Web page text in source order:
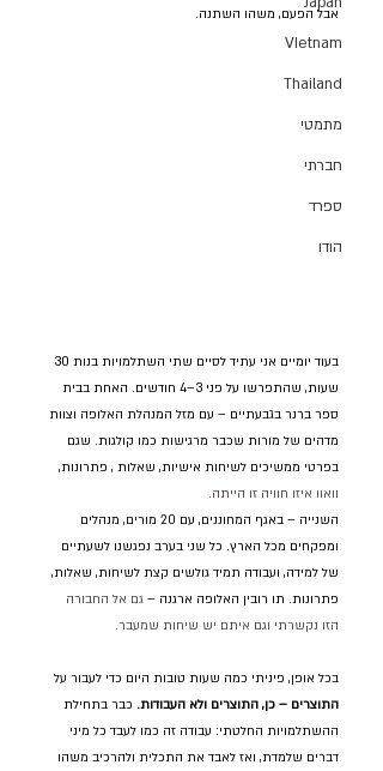
VIetnam
Thailand
מתמטי
חברתי
ספרד
הודו
אבל הפעם, משהו השתנה.
שעות, שהתפרשו על פני 3–4 חודשים. האחת בבית
ספר ברנר בגבעתיים – עם מזל המנהלת האלופה וצוות
מדהים של מורות שכבר מרגישות כמו קולגות. שגם
בפרטי ממשיכים לשיחות אישיות, שאלות , פתרונות,
וואוו איזו חוויה זו הייתה.
השנייה – באגף המחוננים, עם 20 מורים, מנהלים
ומפקחים מכל הארץ. כל שני בערב נפגשנו לשעתיים
של למידה, ועבודה תמיד גולשים קצת לשיחות, שאלות,
פתרונות. תו רובין האלופה ארגנה – גם אל החבורה
הזו נקשרתי וגם איתם יש שיחות שמעבר.
בכל אופן, פיניתי כמה שעות טובות היום כדי לעבור על
התוצרים – כן, התוצרים ולא העבודות. כבר בתחילת
ההשתלמויות החלטתי: עבודה זה כמו לעבד כל מיני
דברים שלמדת, ואז לאבד את התכלית ולהרכיב משהו